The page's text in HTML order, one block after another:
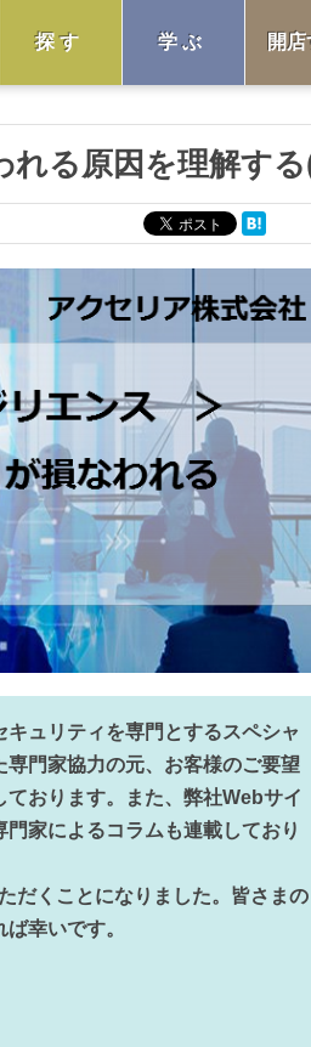
探す 学ぶ 開店
る原因を理解す
ュリティを専門とするスペシャ
門家協力の元、お客様のご要望
おります。また、弊社Webサイ
家によるコラムも連載しており
だくことになりました。皆さまの
幸いです。